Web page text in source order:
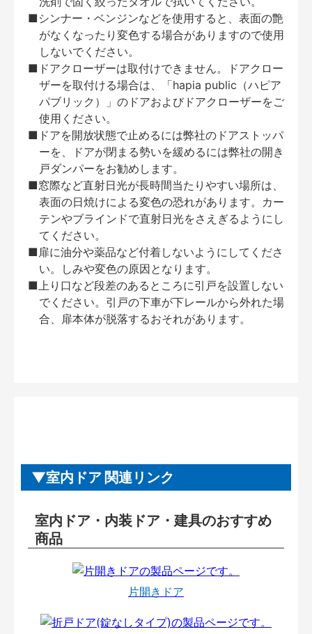
■シンナー・ベンジンなどを使用すると、表面の艶
がなくなったり変色する場合がありますので使用
しないでください。
■ドアクローザーは取付けできません。ドアクロー
ザーを取付ける場合は、「hapia public（ハピア
パブリック）」のドアおよびドアクローザーをご
使用ください。
■ドアを開放状態で止めるには弊社のドアストッパ
ーを、ドアが閉まる勢いを緩めるには弊社の開き
戸ダンパーをお勧めします。
■窓際など直射日光が長時間当たりやすい場所は、
表面の日焼けによる変色の恐れがあります。カー
テンやブラインドで直射日光をさえぎるようにし
てください。
■扉に油分や薬品など付着しないようにしてくださ
い。しみや変色の原因となります。
■上り口など段差のあるところに引戸を設置しない
でください。引戸の下車が下レールから外れた場
合、扉本体が脱落するおそれがあります。
室内ドア 関連リンク
室内ドア・内装ドア・建具のおすすめ
商品
片開きドア